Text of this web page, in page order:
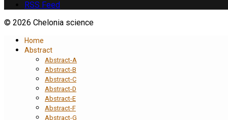
RSS Feed
© 2026 Chelonia science
Home
Abstract
Abstract-A
Abstract-B
Abstract-C
Abstract-D
Abstract-E
Abstract-F
Abstract-G